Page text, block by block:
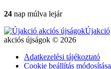
24 nap múlva lejár
Újakció
akciós újságok © 2026
Adatkezelési tájékoztató
Cookie beállítás módosítása